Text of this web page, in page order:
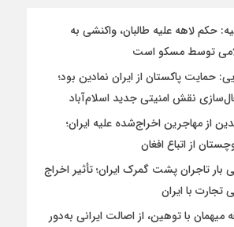
حکم لاهه علیه طالبان، واکنشی به
توسط مسکو است
حمایت پاکستان از ایران نمادین بود؛
نقش امنیتی جدید اسلام‌آباد
از مهاجرین اخراج‌شده علیه ایران؛
از اتباع افغان
تاجران پشت گمرک ایران؛ تأثیر اخراج
تجارت با ایران
با توهین، از اصالت ایرانی به‌دور